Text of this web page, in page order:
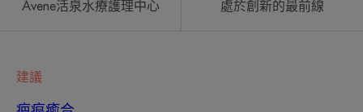
Avene活泉水療護理中心 處於創新的最前線
建議